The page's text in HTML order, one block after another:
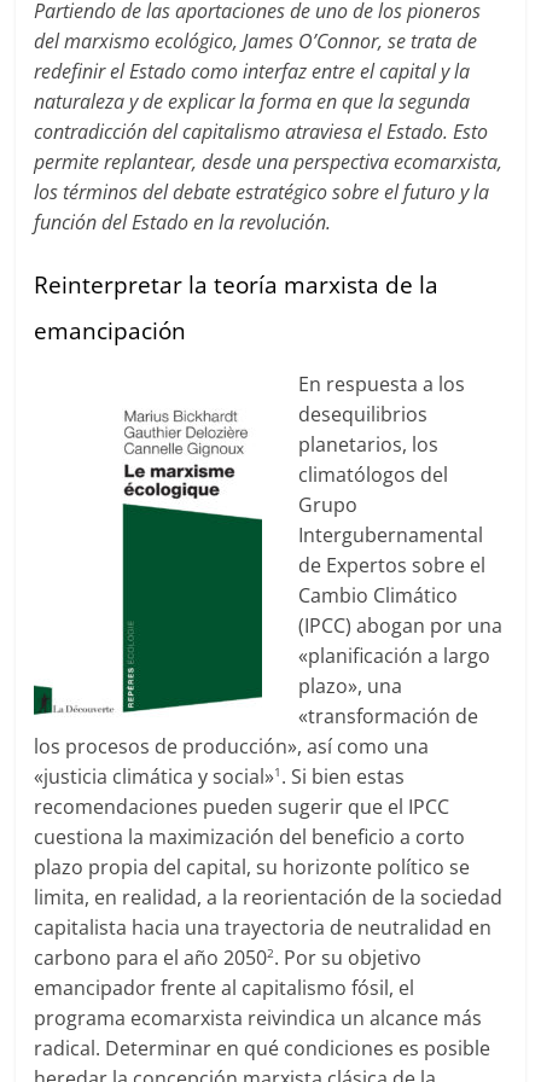
Partiendo de las aportaciones de uno de los pioneros
del marxismo ecológico, James O’Connor, se trata de
redefinir el Estado como interfaz entre el capital y la
naturaleza y de explicar la forma en que la segunda
contradicción del capitalismo atraviesa el Estado. Esto
permite replantear, desde una perspectiva ecomarxista,
los términos del debate estratégico sobre el futuro y la
función del Estado en la revolución.
Reinterpretar la teoría marxista de la
emancipación
En respuesta a los
desequilibrios
planetarios, los
climatólogos del
Grupo
Intergubernamental
de Expertos sobre el
Cambio Climático
(IPCC) abogan por una
«planificación a largo
plazo», una
«transformación de
los procesos de producción», así como una
«justicia climática y social»1 . Si bien estas
recomendaciones pueden sugerir que el IPCC
cuestiona la maximización del beneficio a corto
plazo propia del capital, su horizonte político se
limita, en realidad, a la reorientación de la sociedad
capitalista hacia una trayectoria de neutralidad en
carbono para el año 20502. Por su objetivo
emancipador frente al capitalismo fósil, el
programa ecomarxista reivindica un alcance más
radical. Determinar en qué condiciones es posible